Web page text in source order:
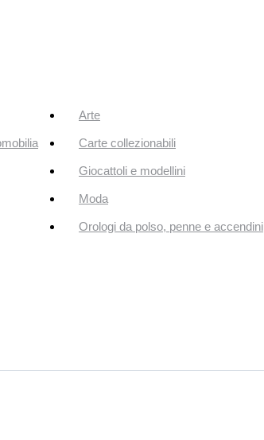
Arte
Carte collezionabili
Giocattoli e modellini
Moda
Orologi da polso, penne e accendini